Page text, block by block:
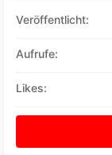
Veröffentlicht:
Aufrufe:
Likes: